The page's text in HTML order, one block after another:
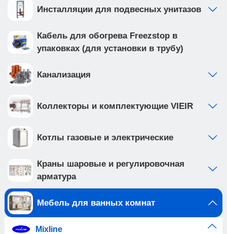
Инсталляции для подвесных унитазов
Кабель для обогрева Freezstop в
упаковках (для установки в трубу)
Канализация
Коллекторы и комплектующие VIEIR
Котлы газовые и электрические
Краны шаровые и регулировочная
арматура
Мебель для ванных комнат
Mixline